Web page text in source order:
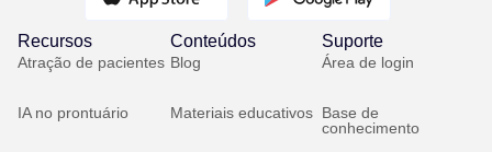
Recursos
Atração de pacientes
IA no prontuário
Conteúdos
Blog
Materiais educativos
Suporte
Área de login
Base de
conhecimento